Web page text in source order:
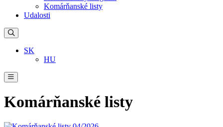
Komárňanské listy
Udalosti
SK
HU
Komárňanské listy